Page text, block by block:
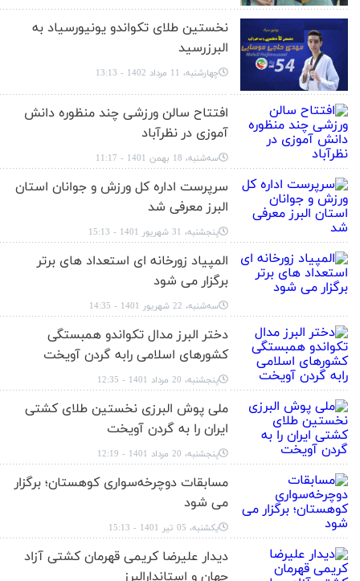
نخستین طلای تکواندو یونیورسیاد به
البرزرسید
چهارشنبه، 11 مرداد 1402 - 13:13
افتتاح سالن ورزشی چند منظوره دانش
آموزی در نظرآباد
سه‌شنبه، 18 بهمن 1401 - 11:17
سرپرست اداره کل ورزش و جوانان استان
البرز معرفی شد
پنجشنبه، 31 شهریور 1401 - 15:13
المپیاد زورخانه ای استعداد های برتر
برگزار می شود
سه‌شنبه، 22 شهریور 1401 - 14:35
دختر البرز مدال تکواندو همبستگی
کشور‌های اسلامی رابه گردن آویخت
پنجشنبه، 20 مرداد 1401 - 12:35
ملی پوش البرزی نخستین طلای کشتی
ایران را به گردن آویخت
پنجشنبه، 20 مرداد 1401 - 12:19
مسابقات دوچرخه‌سواری کوهستان؛ برگزار
می شود
یکشنبه، 05 تیر 1401 - 15:13
دیدار علیرضا کریمی قهرمان کشتی آزاد
جهان و استاندارالبرز